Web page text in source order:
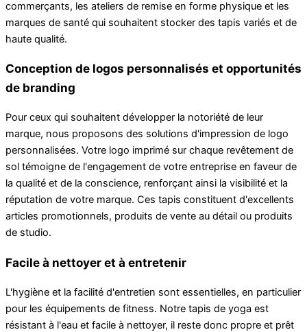
commerçants, les ateliers de remise en forme physique et les
marques de santé qui souhaitent stocker des tapis variés et de
haute qualité.
Conception de logos personnalisés et opportunités
de branding
Pour ceux qui souhaitent développer la notoriété de leur
marque, nous proposons des solutions d'impression de logo
personnalisées. Votre logo imprimé sur chaque revêtement de
sol témoigne de l'engagement de votre entreprise en faveur de
la qualité et de la conscience, renforçant ainsi la visibilité et la
réputation de votre marque. Ces tapis constituent d'excellents
articles promotionnels, produits de vente au détail ou produits
de studio.
Facile à nettoyer et à entretenir
L'hygiène et la facilité d'entretien sont essentielles, en particulier
pour les équipements de fitness. Notre tapis de yoga est
résistant à l'eau et facile à nettoyer, il reste donc propre et prêt